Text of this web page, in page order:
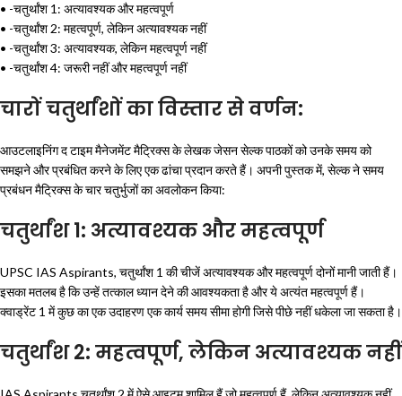
• -चतुर्थांश 1: अत्यावश्यक और महत्वपूर्ण
• -चतुर्थांश 2: महत्वपूर्ण, लेकिन अत्यावश्यक नहीं
• -चतुर्थांश 3: अत्यावश्यक, लेकिन महत्वपूर्ण नहीं
• -चतुर्थांश 4: जरूरी नहीं और महत्वपूर्ण नहीं
चारों चतुर्थांशों का विस्तार से वर्णन:
आउटलाइनिंग द टाइम मैनेजमेंट मैट्रिक्स के लेखक जेसन सेल्क पाठकों को उनके समय को
समझने और प्रबंधित करने के लिए एक ढांचा प्रदान करते हैं। अपनी पुस्तक में, सेल्क ने समय
प्रबंधन मैट्रिक्स के चार चतुर्भुजों का अवलोकन किया:
चतुर्थांश 1: अत्यावश्यक और महत्वपूर्ण
UPSC IAS Aspirants, चतुर्थांश 1 की चीजें अत्यावश्यक और महत्वपूर्ण दोनों मानी जाती हैं।
इसका मतलब है कि उन्हें तत्काल ध्यान देने की आवश्यकता है और ये अत्यंत महत्वपूर्ण हैं।
क्वाड्रेंट 1 में कुछ का एक उदाहरण एक कार्य समय सीमा होगी जिसे पीछे नहीं धकेला जा सकता है।
चतुर्थांश 2: महत्वपूर्ण, लेकिन अत्यावश्यक नहीं